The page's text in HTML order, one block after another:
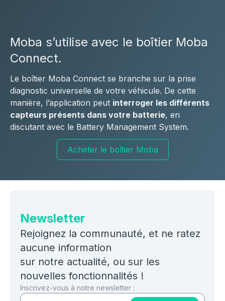
Moba s’utilise avec le boîtier Moba
Connect.
Le boîtier Moba Connect se branche sur la prise
diagnostic universelle de votre véhicule. De cette
manière, l’application peut interroger les différents
capteurs présents dans votre batterie, en
discutant avec le Battery Management System.
Acheter le boîtier Moba
Newsletter
Rejoignez la communauté, et ne ratez
aucune information
sur notre actualité, ou sur les
nouvelles fonctionnalités !
Inscrivez-vous à notre newsletter :